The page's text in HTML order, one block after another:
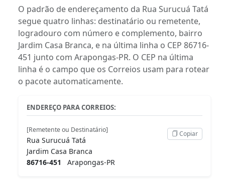
O padrão de endereçamento da Rua Surucuá Tatá
segue quatro linhas: destinatário ou remetente,
logradouro com número e complemento, bairro
Jardim Casa Branca, e na última linha o CEP 86716-
451 junto com Arapongas-PR. O CEP na última
linha é o campo que os Correios usam para rotear
o pacote automaticamente.
ENDEREÇO PARA CORREIOS:
[Remetente ou Destinatário]
Rua Surucuá Tatá
Jardim Casa Branca
86716-451
Arapongas-PR
Copiar